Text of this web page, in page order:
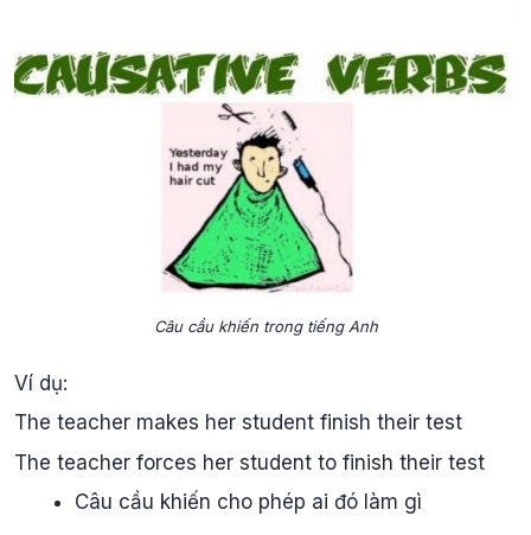
Câu cầu khiến trong tiếng Anh
Ví dụ:
The teacher makes her student finish their test
The teacher forces her student to finish their test
Câu cầu khiến cho phép ai đó làm gì